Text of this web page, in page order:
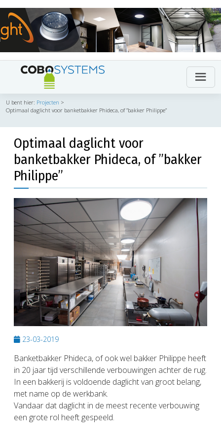
U bent hier: Projecten >
Optimaal daglicht voor banketbakker Phideca, of ”bakker Philippe”
Optimaal daglicht voor
banketbakker Phideca, of ”bakker
Philippe”
23-03-2019
Banketbakker Phideca, of ook wel bakker Philippe heeft
in 20 jaar tijd verschillende verbouwingen achter de rug.
In een bakkerij is voldoende daglicht van groot belang,
met name op de werkbank.
Vandaar dat daglicht in de meest recente verbouwing
een grote rol heeft gespeeld.